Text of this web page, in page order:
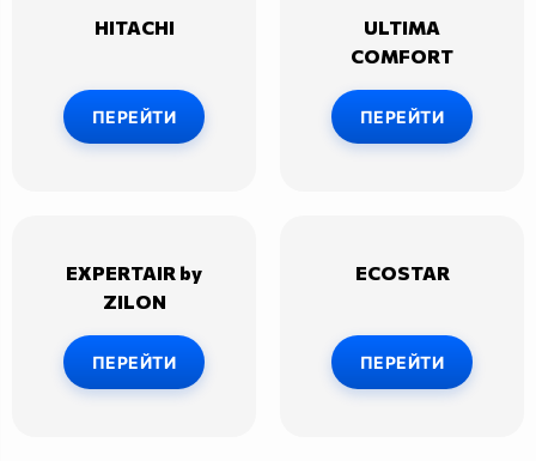
HITACHI
ПЕРЕЙТИ
ULTIMA
COMFORT
ПЕРЕЙТИ
EXPERTAIR by
ZILON
ПЕРЕЙТИ
ECOSTAR
ПЕРЕЙТИ